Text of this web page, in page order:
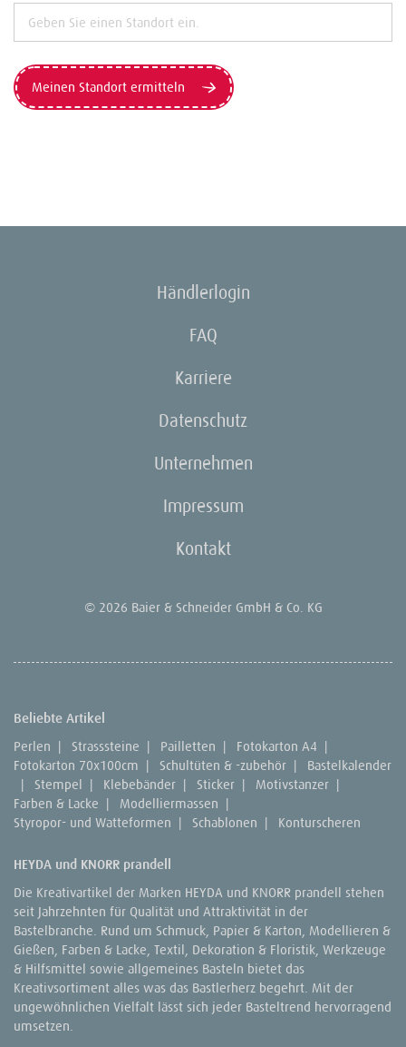
Meinen Standort ermitteln
Händlerlogin
FAQ
Karriere
Datenschutz
Unternehmen
Impressum
Kontakt
© 2026 Baier & Schneider GmbH & Co. KG
Beliebte Artikel
Perlen | Strasssteine | Pailletten | Fotokarton A4 |
Fotokarton 70x100cm | Schultüten & -zubehör |
Bastelkalender
|
Stempel | Klebebänder | Sticker | Motivstanzer |
Farben & Lacke | Modelliermassen |
Styropor- und Watteformen | Schablonen | Konturscheren
HEYDA und KNORR prandell
Die Kreativartikel der Marken HEYDA und KNORR prandell stehen
seit Jahrzehnten für Qualität und Attraktivität in der
Bastelbranche. Rund um Schmuck, Papier & Karton, Modellieren &
Gießen, Farben & Lacke, Textil, Dekoration & Floristik, Werkzeuge
& Hilfsmittel sowie allgemeines Basteln bietet das
Kreativsortiment alles was das Bastlerherz begehrt. Mit der
ungewöhnlichen Vielfalt lässt sich jeder Basteltrend hervorragend
umsetzen.